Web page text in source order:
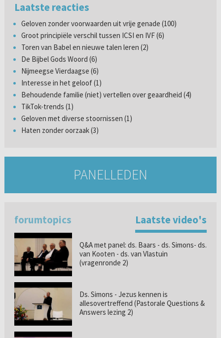
Laatste reacties
Geloven zonder voorwaarden uit vrije genade (100)
Groot principiële verschil tussen ICSI en IVF (6)
Toren van Babel en nieuwe talen leren (2)
De Bijbel Gods Woord (6)
Nijmeegse Vierdaagse (6)
Interesse in het geloof (1)
Behoudende familie (niet) vertellen over geaardheid (4)
TikTok-trends (1)
Geloven met diverse stoornissen (1)
Haten zonder oorzaak (3)
PANELLEDEN
forumtopics Laatste video's
Q&A met panel: ds. Baars - ds. Simons- ds.
van Kooten - ds. van Vlastuin
(vragenronde 2)
Ds. Simons - Jezus kennen is
allesovertreffend (Pastorale Questions &
Answers lezing 2)